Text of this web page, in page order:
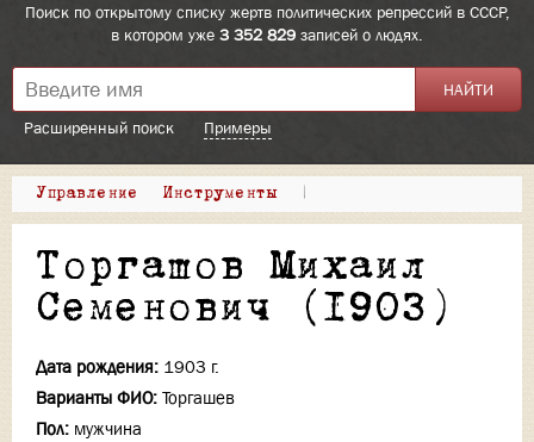
Поиск по открытому списку жертв политических репрессий в СССР,
в котором уже 3 352 829 записей о людях.
Расширенный поиск Примеры
Управление Инструменты |
Торгашов Михаил
Семенович (1903)
Дата рождения: 1903 г.
Варианты ФИО: Торгашев
Пол: мужчина